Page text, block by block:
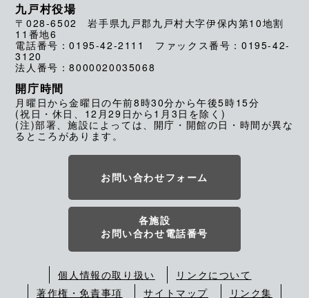
九戸村役場
〒028-6502 岩手県九戸郡九戸村大字伊保内第10地割
11番地6
電話番号：0195-42-2111 ファックス番号：0195-42-
3120
法人番号：8000020035068
開庁時間
月曜日から金曜日の午前8時30分から午後5時15分
(祝日・休日、12月29日から1月3日を除く)
(注)部署、施設によっては、開庁・開館の日・時間が異な
るところがあります。
お問い合わせフォーム
各施設
お問い合わせ電話番号
個人情報の取り扱い
リンクについて
著作権・免責事項
サイトマップ リンク集